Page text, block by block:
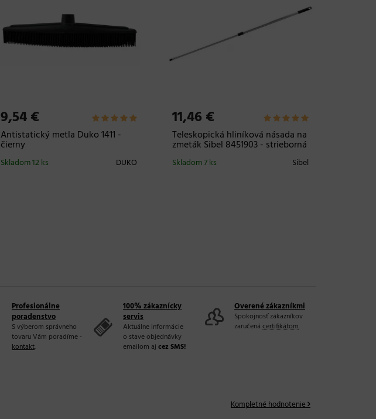
9,54 €
Antistatický metla Duko 1411 -
čierny
DUKO
Skladom 12 ks
11,46 €
Teleskopická hliníková násada na
zmeták Sibel 8451903 - strieborná
Sibel
Skladom 7 ks
Profesionálne
poradenstvo
S výberom správneho
tovaru Vám poradíme -
kontakt.
100% zákaznícky
servis
Aktuálne informácie
o stave objednávky
emailom aj cez SMS!
Overené zákazníkmi
Spokojnosť zákazníkov
zaručená certifikátom.
Kompletné hodnotenie